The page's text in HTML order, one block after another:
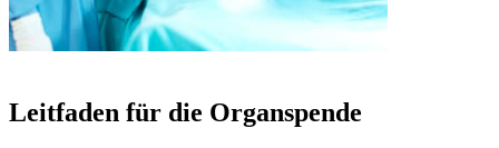
Leitfaden für die Organspende​